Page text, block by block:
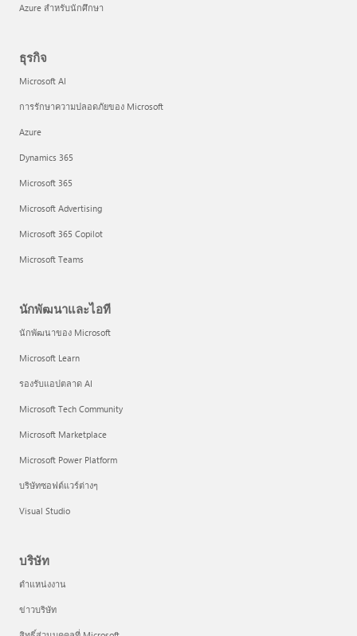
Azure สำหรับนักศึกษา
ธุรกิจ
Microsoft AI
การรักษาความปลอดภัยของ Microsoft
Azure
Dynamics 365
Microsoft 365
Microsoft Advertising
Microsoft 365 Copilot
Microsoft Teams
นักพัฒนาและไอที
นักพัฒนาของ Microsoft
Microsoft Learn
รองรับแอปตลาด AI
Microsoft Tech Community
Microsoft Marketplace
Microsoft Power Platform
บริษัทซอฟต์แวร์ต่างๆ
Visual Studio
บริษัท
ตำแหน่งงาน
ข่าวบริษัท